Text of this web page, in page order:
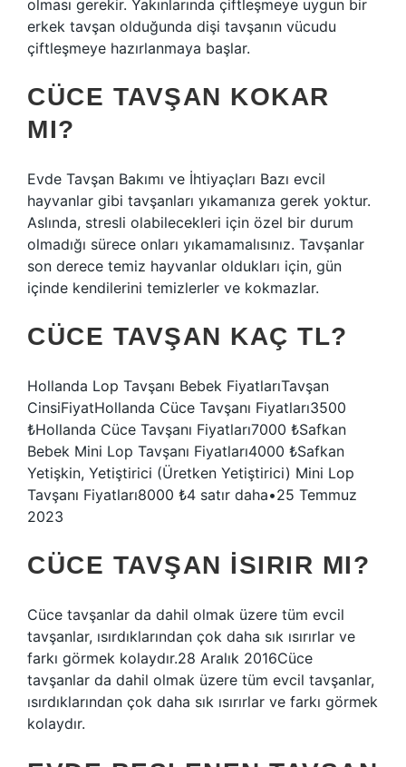
olması gerekir. Yakınlarında çiftleşmeye uygun bir
erkek tavşan olduğunda dişi tavşanın vücudu
çiftleşmeye hazırlanmaya başlar.
CÜCE TAVŞAN KOKAR
MI?
Evde Tavşan Bakımı ve İhtiyaçları Bazı evcil
hayvanlar gibi tavşanları yıkamanıza gerek yoktur.
Aslında, stresli olabilecekleri için özel bir durum
olmadığı sürece onları yıkamamalısınız. Tavşanlar
son derece temiz hayvanlar oldukları için, gün
içinde kendilerini temizlerler ve kokmazlar.
CÜCE TAVŞAN KAÇ TL?
Hollanda Lop Tavşanı Bebek FiyatlarıTavşan
CinsiFiyatHollanda Cüce Tavşanı Fiyatları3500
₺Hollanda Cüce Tavşanı Fiyatları7000 ₺Safkan
Bebek Mini Lop Tavşanı Fiyatları4000 ₺Safkan
Yetişkin, Yetiştirici (Üretken Yetiştirici) Mini Lop
Tavşanı Fiyatları8000 ₺4 satır daha•25 Temmuz
2023
CÜCE TAVŞAN ISIRIR MI?
Cüce tavşanlar da dahil olmak üzere tüm evcil
tavşanlar, ısırdıklarından çok daha sık ısırırlar ve
farkı görmek kolaydır.28 Aralık 2016Cüce
tavşanlar da dahil olmak üzere tüm evcil tavşanlar,
ısırdıklarından çok daha sık ısırırlar ve farkı görmek
kolaydır.